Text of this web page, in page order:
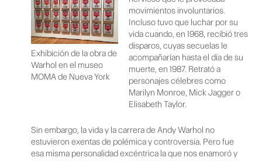
Exhibición de la obra de
Warhol en el museo
MOMA de Nueva York
movimientos involuntarios.
Incluso tuvo que luchar por su
vida cuando, en 1968, recibió tres
disparos, cuyas secuelas le
acompañarían hasta el día de su
muerte, en 1987. Retrató a
personajes célebres como
Marilyn Monroe, Mick Jagger o
Elisabeth Taylor.
Sin embargo, la vida y la carrera de Andy Warhol no
estuvieron exentas de polémica y controversia. Pero fue
esa misma personalidad excéntrica la que nos enamoró y